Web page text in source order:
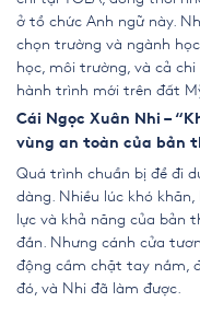
ở tổ chức Anh ngữ này.
chọn trường và ngành
học, môi trường, và cả
hành trình mới trên đất
Cái Ngọc Xuân Nhi –
vùng an toàn của bản
Quá trình chuẩn bị để đi
dàng. Nhiều lúc khó
lực và khả năng của bản
đắn. Nhưng cánh cửa
động cầm chặt tay nắm,
đó, và Nhi đã làm được.